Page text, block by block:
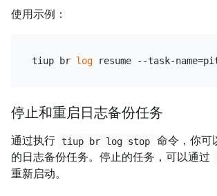
使用示例：
tiup br log resume --task-
停止和重启日志备份任务
通过执行 tiup br log stop
命令，你可
的日志备份任务。停止的任务，可以通过
重新启动。